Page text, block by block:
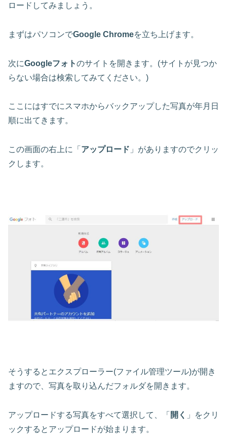
ロードしてみましょう。
まずはパソコンでGoogle Chromeを立ち上げます。
次にGoogleフォトのサイトを開きます。(サイトが見つか
らない場合は検索してみてください。)
ここにはすでにスマホからバックアップした写真が年月日
順に出てきます。
この画面の右上に「 アップロード 」がありますのでクリッ
クします。
そうするとエクスプローラー(ファイル管理ツール)が開き
ますので、写真を取り込んだフォルダを開きます。
アップロードする写真をすべて選択して、「 開く
」をクリ
ックするとアップロードが始まります。